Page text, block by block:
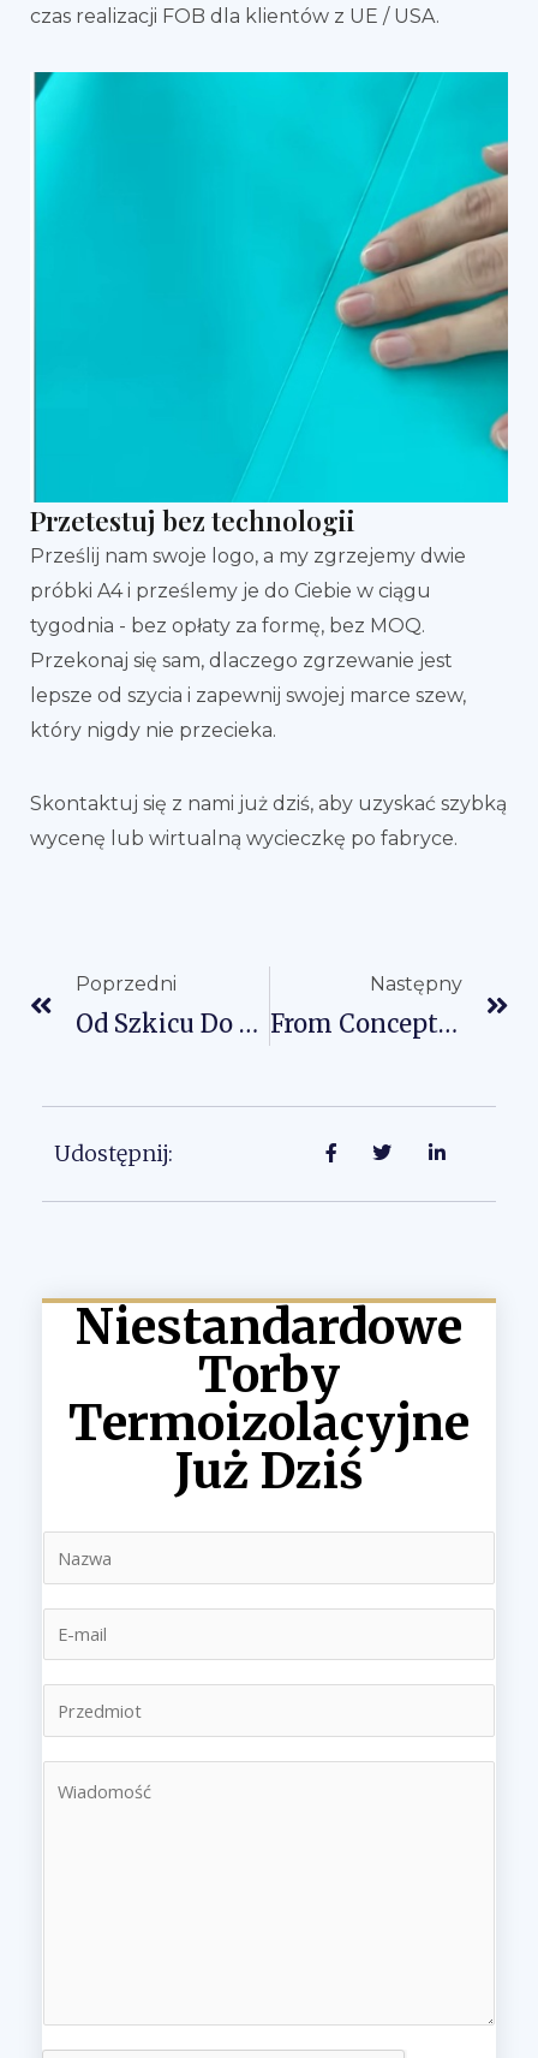
czas realizacji FOB dla klientów z UE / USA.
Przetestuj bez technologii
Prześlij nam swoje logo, a my zgrzejemy dwie
próbki A4 i prześlemy je do Ciebie w ciągu
tygodnia - bez opłaty za formę, bez MOQ.
Przekonaj się sam, dlaczego zgrzewanie jest
lepsze od szycia i zapewnij swojej marce szew,
który nigdy nie przecieka.
Skontaktuj się z nami już dziś, aby uzyskać szybką
wycenę lub wirtualną wycieczkę po fabryce.
Poprzedni
Od Szkicu Do Próbki Niestandardowej Torby Termoizolacyjnej Bez Szoku Związanego Z Naklejkami
Następny
From Concept To Reality: A Step-By-Step Guide For New Brands To Start Custom Bag Production
Udostępnij:
Niestandardowe
Torby
Termoizolacyjne
Już Dziś